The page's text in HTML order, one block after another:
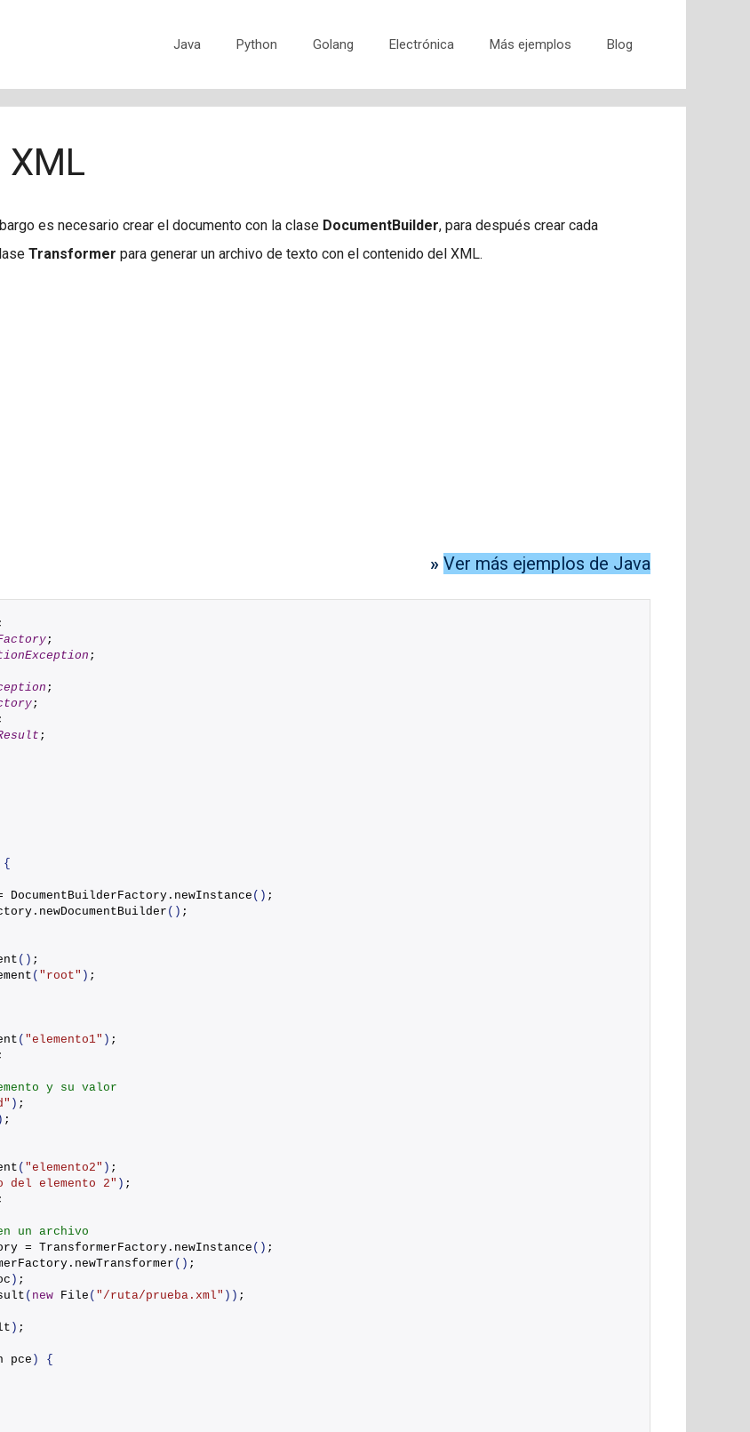
Java Python Golang Electrónica Más ejemplos Blog
es necesario crear el documento con la clase DocumentBuilder, para después crear cada
Transformer para generar un archivo de texto con el contenido del XML.
» Ver más ejemplos de Java
;
;
;
;
;
{
DocumentBuilderFactory.
newInstance () ;
newDocumentBuilder () ;
() ;
( "root" ) ;
( "elemento1" ) ;
y su valor
) ;
) ;
( "elemento2" ) ;
del elemento 2" ) ;
un archivo
= TransformerFactory.
newInstance () ;
newTransformer () ;
) ;
( new File ( "/ruta/prueba.xml" )) ;
) ;
pce )
{